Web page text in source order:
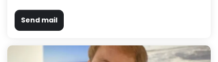
Send mail